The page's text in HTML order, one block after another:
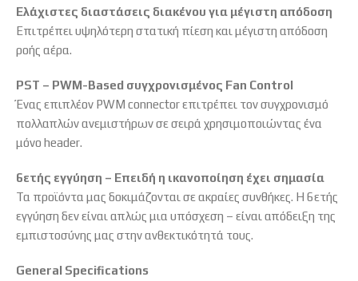
Ελάχιστες διαστάσεις διακένου για μέγιστη απόδοση
Επιτρέπει υψηλότερη στατική πίεση και μέγιστη απόδοση
ροής αέρα.
PST – PWM-Based συγχρονισμένος Fan Control
Ένας επιπλέον PWM connector επιτρέπει τον συγχρονισμό
πολλαπλών ανεμιστήρων σε σειρά χρησιμοποιώντας ένα
μόνο header.
6ετής εγγύηση – Επειδή η ικανοποίηση έχει σημασία
Τα προϊόντα μας δοκιμάζονται σε ακραίες συνθήκες. Η 6ετής
εγγύηση δεν είναι απλώς μια υπόσχεση – είναι απόδειξη της
εμπιστοσύνης μας στην ανθεκτικότητά τους.
General Specifications